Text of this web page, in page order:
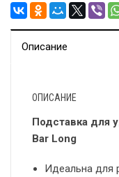
Описание
ОПИСАНИЕ
Подставка для
Bar Long
Идеальна для